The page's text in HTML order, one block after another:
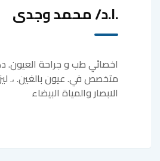
.ا.د/ محمد وجدى
اخصائي طب و جراحة العيون.
متخصص في. عيون بالغين. ،.
الابصار والمياة البيضاء